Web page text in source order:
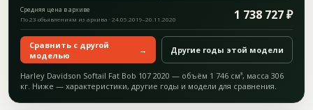
Средняя цена в архиве 1 738 727 ₽
По 23 объявлениям из архива · 24.05.2019–20.11.2020
Сравнить с другой
моделью
→ Другие годы этой модели
Harley Davidson Softail Fat Bob 107 2020 — объём 1 746 см³, масса 306
кг. Ниже — характеристики, другие годы и модели для сравнения.